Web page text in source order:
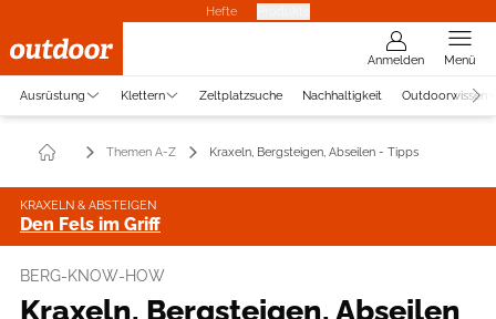
Hefte
Anmelden Menü
Ausrüstung Klettern Zeltplatzsuche Nachhaltigkeit Outdoorwissen
Themen A-Z Kraxeln, Bergsteigen, Abseilen - Tipps
KRAXELN & ABSTEIGEN
Den Fels im Griff
BERG-KNOW-HOW
Kraxeln, Bergsteigen, Abseilen